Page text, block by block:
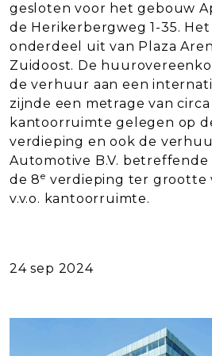
gesloten voor het gebouw
de Herikerbergweg 1-35.
onderdeel uit van Plaza
Zuidoost. De
de verhuur aan een
zijnde een metrage van circa
kantoorruimte gelegen op
verdieping en ook de
Automotive B.V.
de 8e verdieping ter grootte
v.v.o. kantoorruimte.
24 sep 2024